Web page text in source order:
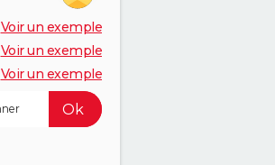
Voir un exemple
Voir un exemple
Voir un exemple